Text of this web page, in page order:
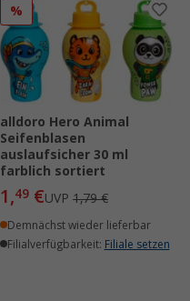
%
alldoro Hero Animal
Seifenblasen
auslaufsicher 30 ml
farblich sortiert
1,49 €UVP 1,79 €
Demnächst wieder lieferbar
Filialverfügbarkeit: Filiale setzen